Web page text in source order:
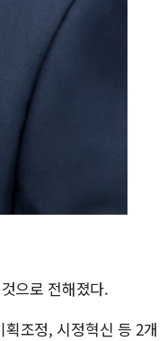
으로 전해졌다.
조정, 시정혁신 등 2개